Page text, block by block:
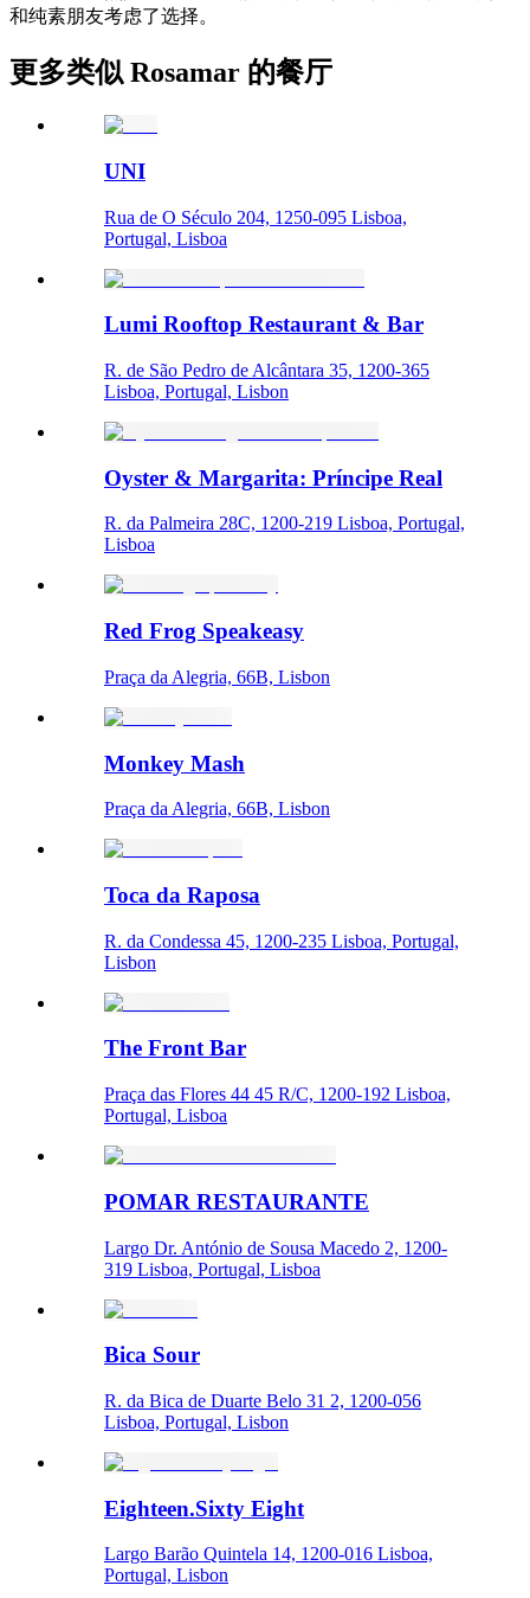
和纯素朋友考虑了选择。
更多类似 Rosamar 的餐厅
UNI
Rua de O Século 204, 1250-095 Lisboa,
Portugal, Lisboa
Lumi Rooftop Restaurant & Bar
R. de São Pedro de Alcântara 35, 1200-365
Lisboa, Portugal, Lisbon
Oyster & Margarita: Príncipe Real
R. da Palmeira 28C, 1200-219 Lisboa, Portugal,
Lisboa
Red Frog Speakeasy
Praça da Alegria, 66B, Lisbon
Monkey Mash
Praça da Alegria, 66B, Lisbon
Toca da Raposa
R. da Condessa 45, 1200-235 Lisboa, Portugal,
Lisbon
The Front Bar
Praça das Flores 44 45 R/C, 1200-192 Lisboa,
Portugal, Lisboa
POMAR RESTAURANTE
Largo Dr. António de Sousa Macedo 2, 1200-
319 Lisboa, Portugal, Lisboa
Bica Sour
R. da Bica de Duarte Belo 31 2, 1200-056
Lisboa, Portugal, Lisbon
Eighteen.Sixty Eight
Largo Barão Quintela 14, 1200-016 Lisboa,
Portugal, Lisbon